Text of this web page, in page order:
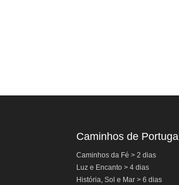
Caminhos de Portugal
Caminhos da Fé > 2 dias
Luz e Encanto > 4 dias
História, Sol e Mar > 6 dias